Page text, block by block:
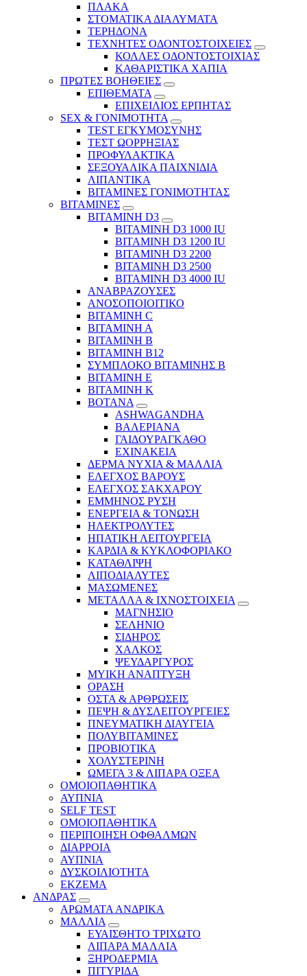
ΠΛΑΚΑ
ΣΤΟΜΑΤΙΚΑ ΔΙΑΛΥΜΑΤΑ
ΤΕΡΗΔΟΝΑ
ΤΕΧΝΗΤΕΣ ΟΔΟΝΤΟΣΤΟΙΧΕΙΕΣ
ΚΟΛΛΕΣ ΟΔΟΝΤΟΣΤΟΙΧΙΑΣ
ΚΑΘΑΡΙΣΤΙΚΑ ΧΑΠΙΑ
ΠΡΩΤΕΣ ΒΟΗΘΕΙΕΣ
ΕΠΙΘΕΜΑΤΑ
ΕΠΙΧΕΙΛΙΟΣ ΕΡΠΗΤΑΣ
SEX & ΓΟΝΙΜΟΤΗΤΑ
TEST ΕΓΚΥΜΟΣΥΝΗΣ
ΤΕΣΤ ΩΟΡΡΗΞΙΑΣ
ΠΡΟΦΥΛΑΚΤΙΚΑ
ΣΕΞΟΥΑΛΙΚΑ ΠΑΙΧΝΙΔΙΑ
ΛΙΠΑΝΤΙΚΑ
ΒΙΤΑΜΙΝΕΣ ΓΟΝΙΜΟΤΗΤΑΣ
ΒΙΤΑΜΙΝΕΣ
ΒΙΤΑΜΙΝΗ D3
ΒΙΤΑΜΙΝΗ D3 1000 IU
ΒΙΤΑΜΙΝΗ D3 1200 IU
ΒΙΤΑΜΙΝΗ D3 2200
ΒΙΤΑΜΙΝΗ D3 2500
BITAMINH D3 4000 IU
ΑΝΑΒΡΑΖΟΥΣΕΣ
ΑΝΟΣΟΠΟΙΟΙΤΙΚΟ
ΒΙΤΑΜΙΝΗ C
ΒΙΤΑΜΙΝΗ Α
ΒΙΤΑΜΙΝΗ Β
ΒΙΤΑΜΙΝΗ Β12
ΣΥΜΠΛΟΚΟ ΒΙΤΑΜΙΝΗΣ Β
ΒΙΤΑΜΙΝΗ Ε
ΒΙΤΑΜΙΝΗ Κ
ΒΟΤΑΝΑ
ASHWAGANDHA
ΒΑΛΕΡΙΑΝΑ
ΓΑΙΔΟΥΡΑΓΚΑΘΟ
ΕΧΙΝΑΚΕΙΑ
ΔΕΡΜΑ ΝΥΧΙΑ & ΜΑΛΛΙΑ
ΕΛΕΓΧΟΣ ΒΑΡΟΥΣ
ΕΛΕΓΧΟΣ ΣΑΚΧΑΡΟΥ
ΕΜΜΗΝΟΣ ΡΥΣΗ
ΕΝΕΡΓΕΙΑ & ΤΟΝΩΣΗ
ΗΛΕΚΤΡΟΛΥΤΕΣ
ΗΠΑΤΙΚΗ ΛΕΙΤΟΥΡΓΕΙΑ
ΚΑΡΔΙΑ & ΚΥΚΛΟΦΟΡΙΑΚΟ
ΚΑΤΑΘΛΙΨΗ
ΛΙΠΟΔΙΑΛΥΤΕΣ
ΜΑΣΩΜΕΝΕΣ
ΜΕΤΑΛΛΑ & ΙΧΝΟΣΤΟΙΧΕΙΑ
ΜΑΓΝΗΣΙΟ
ΣΕΛΗΝΙΟ
ΣΙΔΗΡΟΣ
ΧΑΛΚΟΣ
ΨΕΥΔΑΡΓΥΡΟΣ
ΜΥΙΚΗ ΑΝΑΠΤΥΞΗ
ΟΡΑΣΗ
ΟΣΤΑ & ΑΡΘΡΩΣΕΙΣ
ΠΕΨΗ & ΔΥΣΛΕΙΤΟΥΡΓΕΙΕΣ
ΠΝΕΥΜΑΤΙΚΗ ΔΙΑΥΓΕΙΑ
ΠΟΛΥΒΙΤΑΜΙΝΕΣ
ΠΡΟΒΙΟΤΙΚΑ
ΧΟΛΥΣΤΕΡΙΝΗ
ΩΜΕΓΑ 3 & ΛΙΠΑΡΑ ΟΞΕΑ
ΟΜΟΙΟΠΑΘΗΤΙΚΑ
ΑΥΠΝΙΑ
SELF TEST
ΟΜΟΙΟΠΑΘΗΤΙΚΑ
ΠΕΡΙΠΟΙΗΣΗ ΟΦΘΑΛΜΩΝ
ΔΙΑΡΡΟΙΑ
ΑΥΠΝΙΑ
ΔΥΣΚΟΙΛΙΟΤΗΤΑ
ΕΚΖΕΜΑ
ΑΝΔΡΑΣ
ΑΡΩΜΑΤΑ ΑΝΔΡΙΚΑ
ΜΑΛΛΙΑ
ΕΥΑΙΣΘΗΤΟ ΤΡΙΧΩΤΟ
ΛΙΠΑΡΑ ΜΑΛΛΙΑ
ΞΗΡΟΔΕΡΜΙΑ
ΠΙΤΥΡΙΔΑ